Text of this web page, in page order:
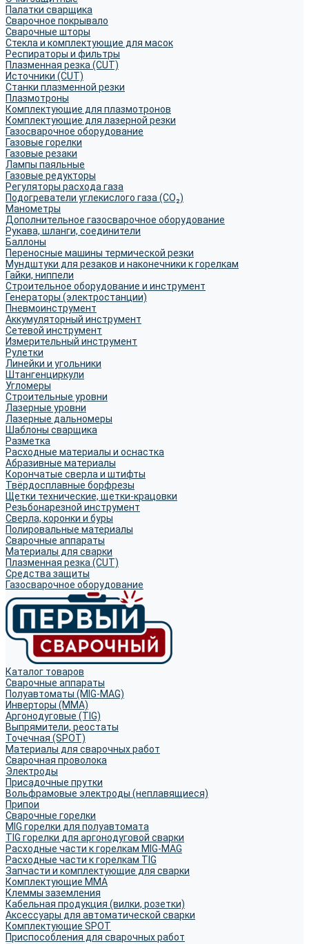
Палатки сварщика
Сварочное покрывало
Сварочные шторы
Стекла и комплектующие для масок
Респираторы и фильтры
Плазменная резка (CUT)
Источники (CUT)
Станки плазменной резки
Плазмотроны
Комплектующие для плазмотронов
Комплектующие для лазерной резки
Газосварочное оборудование
Газовые горелки
Газовые резаки
Лампы паяльные
Газовые редукторы
Регуляторы расхода газа
Подогреватели углекислого газа (CO₂)
Манометры
Дополнительное газосварочное оборудование
Рукава, шланги, соединители
Баллоны
Переносные машины термической резки
Мундштуки для резаков и наконечники к горелкам
Гайки, ниппели
Строительное оборудование и инструмент
Генераторы (электростанции)
Пневмоинструмент
Аккумуляторный инструмент
Сетевой инструмент
Измерительный инструмент
Рулетки
Линейки и угольники
Штангенциркули
Угломеры
Строительные уровни
Лазерные уровни
Лазерные дальномеры
Шаблоны сварщика
Разметка
Расходные материалы и оснастка
Абразивные материалы
Корончатые сверла и штифты
Твёрдосплавные борфрезы
Щетки технические, щетки-крацовки
Резьбонарезной инструмент
Сверла, коронки и буры
Полировальные материалы
Сварочные аппараты
Материалы для сварки
Плазменная резка (CUT)
Средства защиты
Газосварочное оборудование
Каталог товаров
Сварочные аппараты
Полуавтоматы (MIG-MAG)
Инверторы (MMA)
Аргонодуговые (TIG)
Выпрямители, реостаты
Точечная (SPOT)
Материалы для сварочных работ
Сварочная проволока
Электроды
Присадочные прутки
Вольфрамовые электроды (неплавящиеся)
Припои
Сварочные горелки
MIG горелки для полуавтомата
TIG горелки для аргонодуговой сварки
Расходные части к горелкам MIG-MAG
Расходные части к горелкам TIG
Запчасти и комплектующие для сварки
Комплектующие ММА
Клеммы заземления
Кабельная продукция (вилки, розетки)
Аксессуары для автоматической сварки
Комплектующие SPOT
Приспособления для сварочных работ